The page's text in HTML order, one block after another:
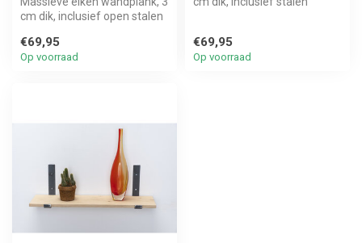
cm dik, inclusief open stalen
€69,95
Op voorraad
€69,95
Op voorraad